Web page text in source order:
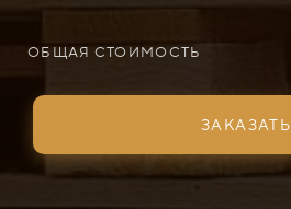
ОБЩАЯ СТОИМОСТЬ
ЗАКАЗАТЬ